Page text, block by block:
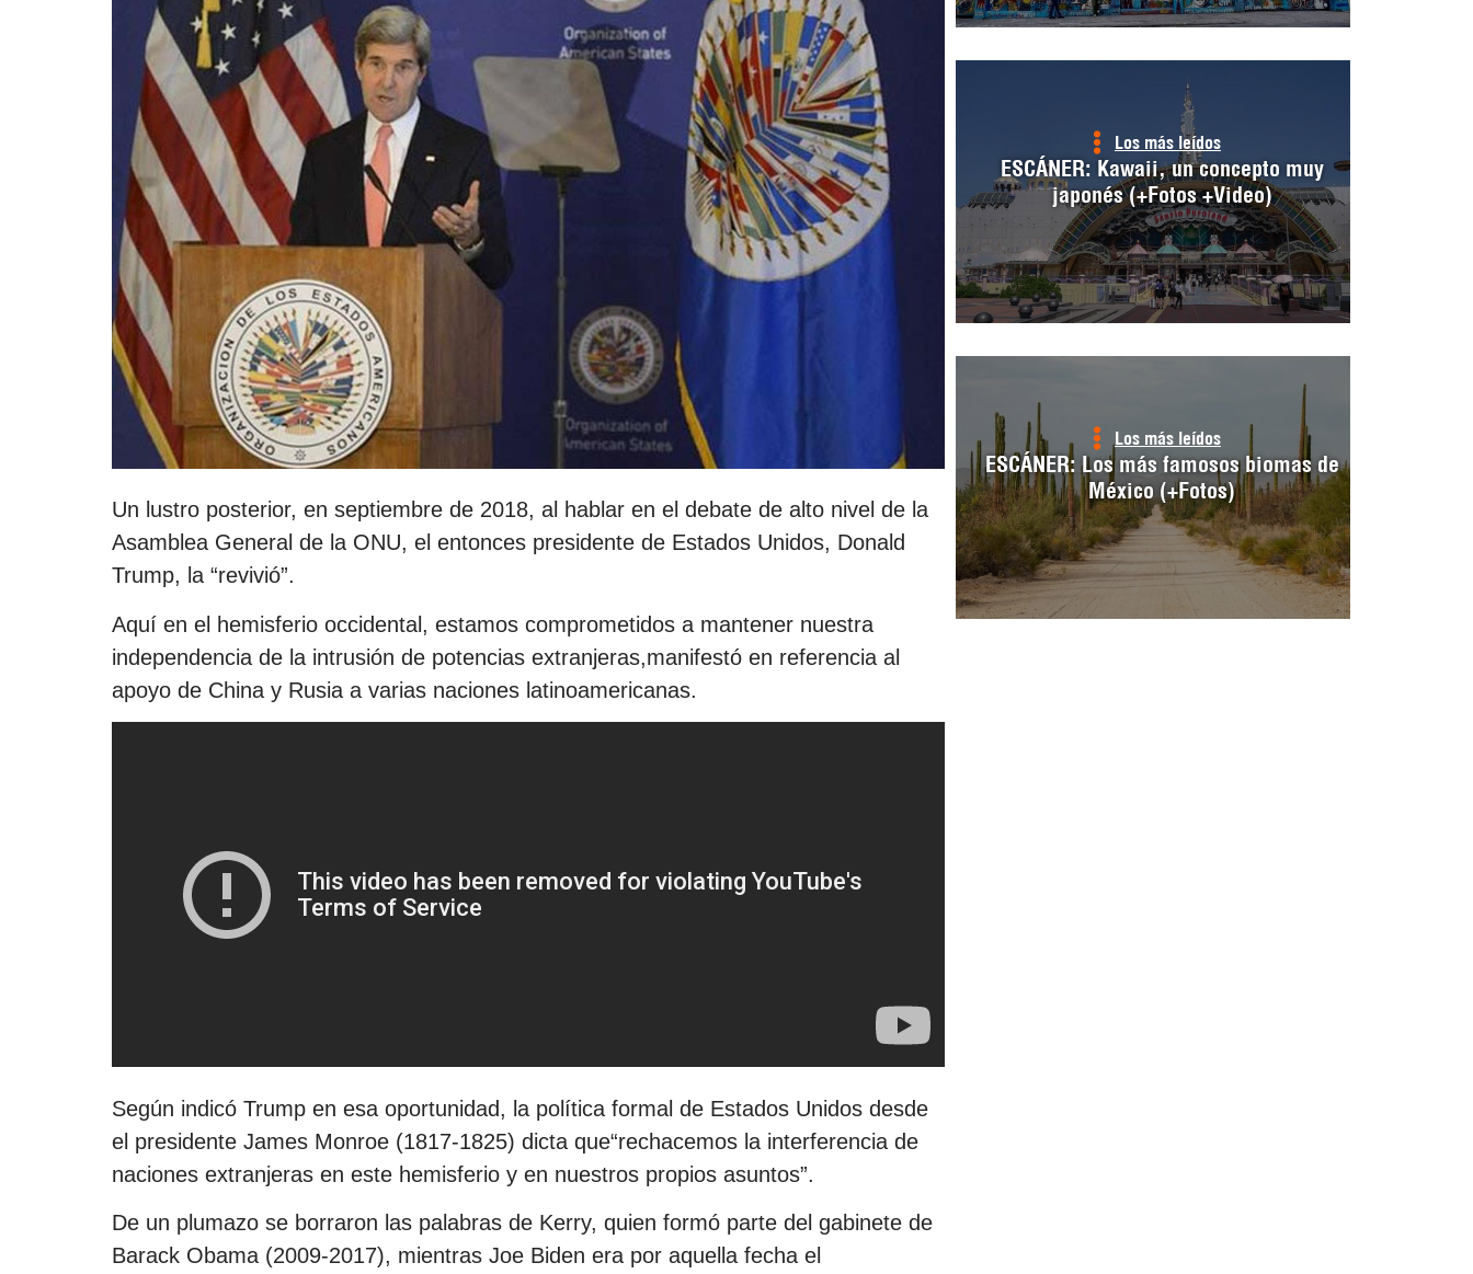
Un lustro posterior, en septiembre de 2018, al hablar en el debate de alto nivel de la
Asamblea General de la ONU, el entonces presidente de Estados Unidos, Donald
Trump, la “revivió”.
Aquí en el hemisferio occidental, estamos comprometidos a mantener nuestra
independencia de la intrusión de potencias extranjeras,manifestó en referencia al
apoyo de China y Rusia a varias naciones latinoamericanas.
Según indicó Trump en esa oportunidad, la política formal de Estados Unidos desde
el presidente James Monroe (1817-1825) dicta que“rechacemos la interferencia de
naciones extranjeras en este hemisferio y en nuestros propios asuntos”.
De un plumazo se borraron las palabras de Kerry, quien formó parte del gabinete de
Barack Obama (2009-2017), mientras Joe Biden era por aquella fecha el
Los más leídos
ESCÁNER: Kawaii, un concepto muy
japonés (+Fotos +Video)
Los más leídos
ESCÁNER: Los más famosos biomas de
México (+Fotos)